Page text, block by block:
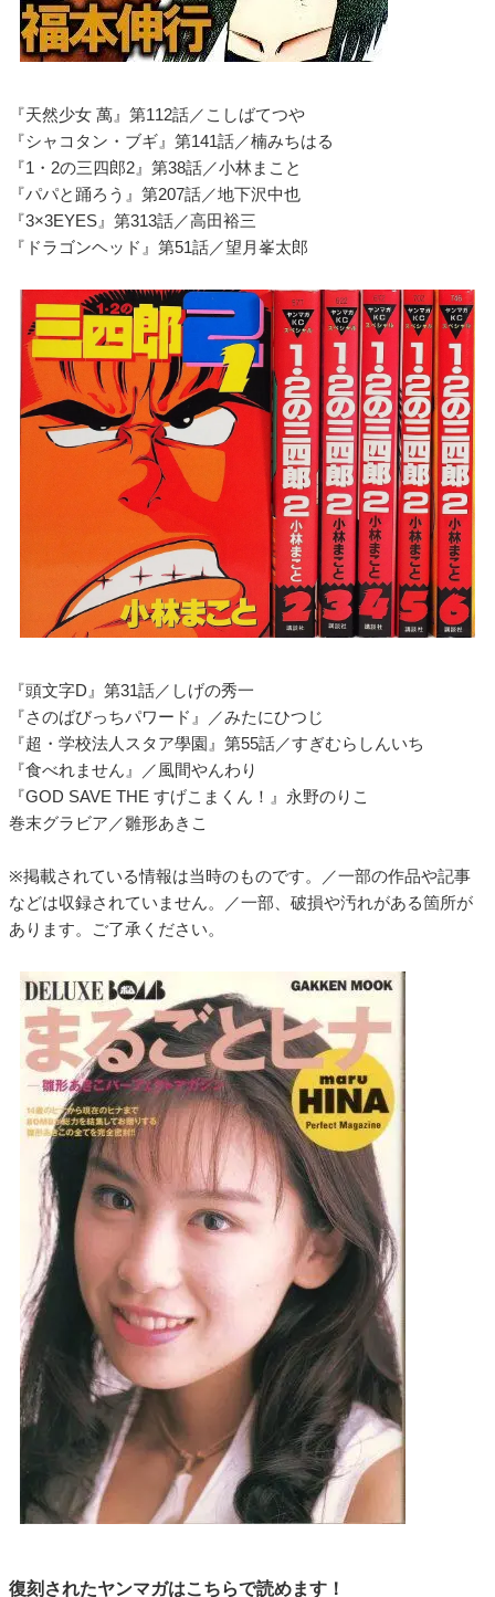
『天然少女 萬』第112話／こしばてつや
『シャコタン・ブギ』第141話／楠みちはる
『1・2の三四郎2』第38話／小林まこと
『パパと踊ろう』第207話／地下沢中也
『3×3EYES』第313話／高田裕三
『ドラゴンヘッド』第51話／望月峯太郎
『頭文字D』第31話／しげの秀一
『さのばびっちパワード』／みたにひつじ
『超・学校法人スタア學園』第55話／すぎむらしんいち
『食べれません』／風間やんわり
『GOD SAVE THE すげこまくん！』永野のりこ
巻末グラビア／雛形あきこ
※掲載されている情報は当時のものです。／一部の作品や記事
などは収録されていません。／一部、破損や汚れがある箇所が
あります。ご了承ください。
復刻されたヤンマガはこちらで読めます！